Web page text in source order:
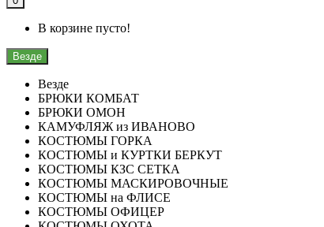
В корзине пусто!
Везде
Везде
БРЮКИ КОМБАТ
БРЮКИ ОМОН
КАМУФЛЯЖ из ИВАНОВО
КОСТЮМЫ ГОРКА
КОСТЮМЫ и КУРТКИ БЕРКУТ
КОСТЮМЫ КЗС СЕТКА
КОСТЮМЫ МАСКИРОВОЧНЫЕ
КОСТЮМЫ на ФЛИСЕ
КОСТЮМЫ ОФИЦЕР